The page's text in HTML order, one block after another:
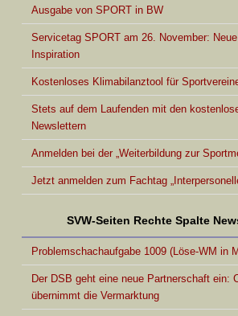
Ausgabe von SPORT in BW
Servicetag SPORT am 26. November:
Inspiration
Kostenloses Klimabilanztool für
Stets auf dem Laufenden mit den
Newslettern
Anmelden bei der „Weiterbildung zur
Jetzt anmelden zum Fachtag
SVW-Seiten Rechte Spalte
Problemschachaufgabe 1009 (Löse-WM in
Der DSB geht eine neue Partnerschaft ein:
übernimmt die Vermarktung